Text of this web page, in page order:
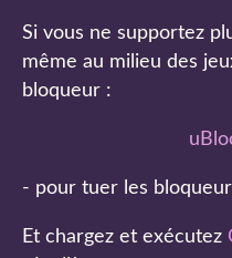
Si vous ne supportez
même au milieu des
bloqueur :
- pour tuer les
Et chargez et exécutez